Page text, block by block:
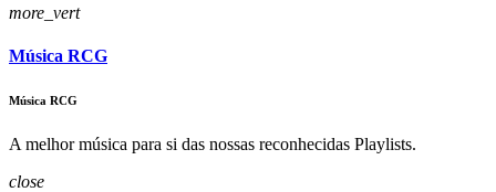
more_vert
Música RCG
Música RCG
A melhor música para si das nossas reconhecidas Playlists.
close